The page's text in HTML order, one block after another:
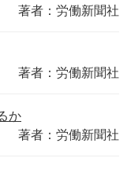
著者：労働新聞社
著者：労働新聞社
か
著者：労働新聞社